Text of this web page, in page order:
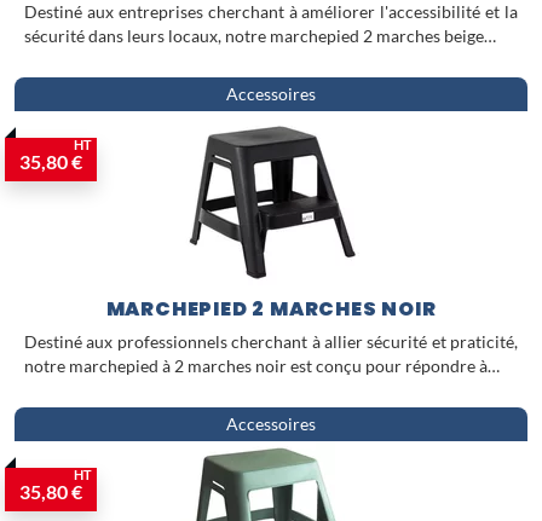
Destiné aux entreprises cherchant à améliorer l'accessibilité et la
sécurité dans leurs locaux, notre marchepied 2 marches beige…
Accessoires
35,80 €
HT
MARCHEPIED 2 MARCHES NOIR
Destiné aux professionnels cherchant à allier sécurité et praticité,
notre marchepied à 2 marches noir est conçu pour répondre à…
Accessoires
35,80 €
HT